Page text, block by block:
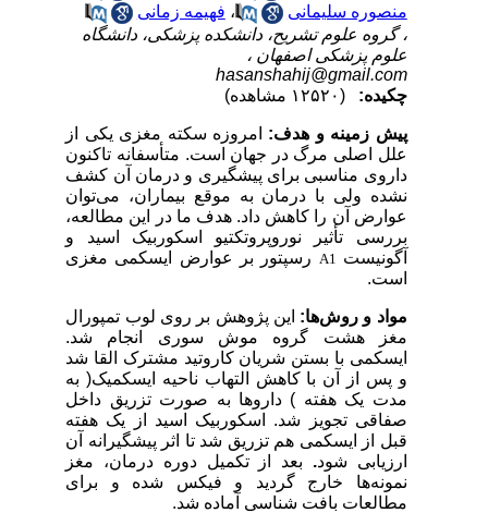
منصوره سلیمانی
،فهیمه زمانی
، گروه علوم تشریح، دانشکده پزشکی، دانشگاه
علوم پزشکی اصفهان ،
hasanshahij@gmail.com
چکیده:
پیش زمینه و هدف: امروزه سکته مغزی یکی از
علل اصلی مرگ در جهان است. متأسفانه تاکنون
داروی مناسبی برای پیشگیری و درمان آن کشف
نشده ولی با درمان به موقع بیماران، می‌توان
عوارض آن را کاهش داد. هدف ما در این مطالعه،
بررسی تأثیر نوروپروتکتیو اسکوربیک اسید و
آگونیستA1 رسپتور بر عوارض ایسکمی مغزی
است.
مواد و روش‌ها:این پژوهش بر روی لوب تمپورال
مغز هشت گروه موش سوری انجام شد.
ایسکمی با بستن شریان کاروتید مشترک القا شد
و پس از آن با کاهش التهاب ناحیه ایسکمیک( به
مدت یک هفته ) داروها به صورت تزریق داخل
صفاقی تجویز شد. اسکوربیک اسید از یک هفته
قبل از ایسکمی هم تزریق شد تا اثر پیشگیرانه آن
ارزیابی شود.بعد از تکمیل دوره درمان، مغز
نمونه‌ها خارج گردید و فیکس شده و برای
مطالعات بافت شناسی آماده شد.